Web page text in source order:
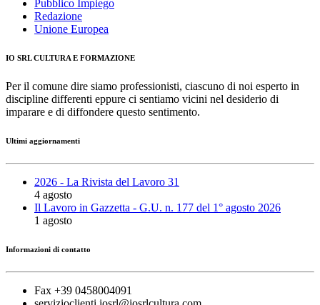
Pubblico Impiego
Redazione
Unione Europea
IO SRL CULTURA E FORMAZIONE
Per il comune dire siamo professionisti, ciascuno di noi esperto in
discipline differenti eppure ci sentiamo vicini nel desiderio di
imparare e di diffondere questo sentimento.
Ultimi aggiornamenti
2026 - La Rivista del Lavoro 31
4 agosto
Il Lavoro in Gazzetta - G.U. n. 177 del 1° agosto 2026
1 agosto
Informazioni di contatto
Fax +39 0458004091